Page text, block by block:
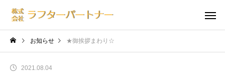
お知らせ ★御挨拶まわり☆
2021.08.04